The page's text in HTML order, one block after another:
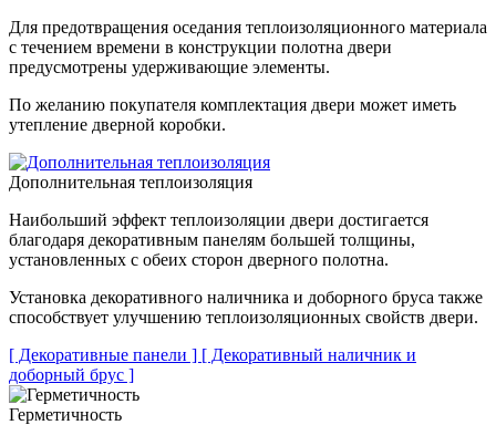
Для предотвращения оседания теплоизоляционного материала
с течением времени в конструкции полотна двери
предусмотрены удерживающие элементы.
По желанию покупателя комплектация двери может иметь
утепление дверной коробки.
Дополнительная теплоизоляция
Наибольший эффект теплоизоляции двери достигается
благодаря декоративным панелям большей толщины,
установленных с обеих сторон дверного полотна.
Установка декоративного наличника и доборного бруса также
способствует улучшению теплоизоляционных свойств двери.
[ Декоративные панели ] [ Декоративный наличник и
доборный брус ]
Герметичность